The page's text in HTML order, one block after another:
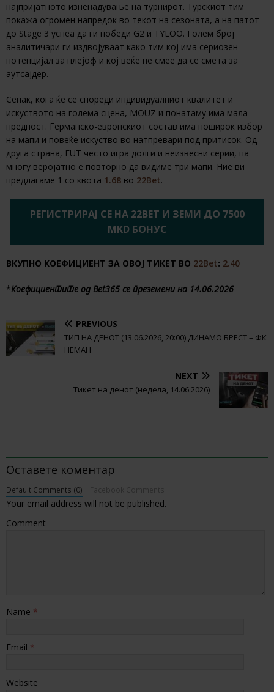
најпријатното изненадување на турнирот. Турскиот тим
покажа огромен напредок во текот на сезоната, а на патот
до Stage 3 успеа да ги победи G2 и TYLOO. Голем број
аналитичари ги издвојуваат како тим кој има сериозен
потенцијал за плејоф и кој веќе не смее да се смета за
аутсајдер.
Сепак, кога ќе се спореди индивидуалниот квалитет и
искуството на голема сцена, MOUZ и понатаму има мала
предност. Германско-европскиот состав има поширок избор
на мапи и повеќе искуство во натпревари под притисок. Од
друга страна, FUT често игра долги и неизвесни серии, па
многу веројатно е повторно да видиме три мапи. Ние ви
предлагаме 1 со квота 1.68 во 22Bet.
РЕГИСТРИРАЈ СЕ НА 22BET И ЗЕМИ ДО 7500
MKD БОНУС
ВКУПНО КОЕФИЦИЕНТ ЗА ОВОЈ ТИКЕТ ВО 22Bet: 2.40
*Коефициентите од Bet365 се преземени на 14.06.2026
PREVIOUS
ТИП НА ДЕНОТ (13.06.2026, 20:00) ДИНАМО БРЕСТ – ФК
НЕМАН
NEXT
Тикет на денот (недела, 14.06.2026)
Оставете коментар
Default Comments (0)
Your email address will not be published.
Comment
Name *
Email *
Website